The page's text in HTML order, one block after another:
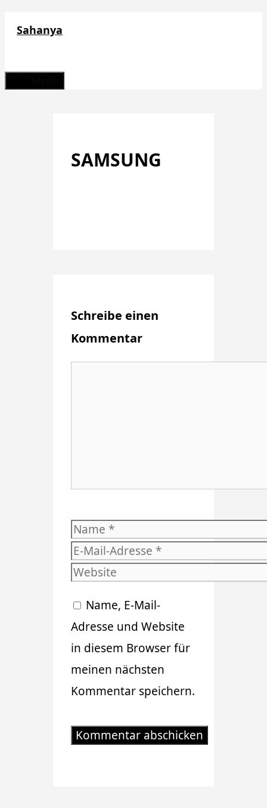
Sahanya
SAMSUNG
Schreibe einen
Kommentar
Name
E-
Mail-
Website
Name, E-Mail-
Adresse und Website
in diesem Browser für
meinen nächsten
Kommentar speichern.